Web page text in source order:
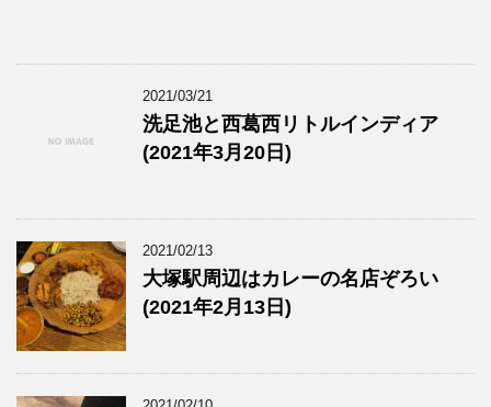
2021/03/21
洗足池と西葛西リトルインディア
(2021年3月20日)
2021/02/13
大塚駅周辺はカレーの名店ぞろい
(2021年2月13日)